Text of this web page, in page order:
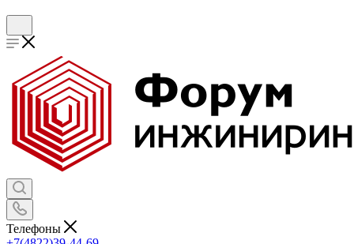
Телефоны